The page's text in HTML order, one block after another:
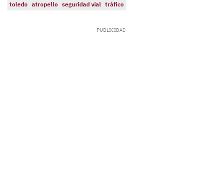
toledo atropello seguridad vial tráfico